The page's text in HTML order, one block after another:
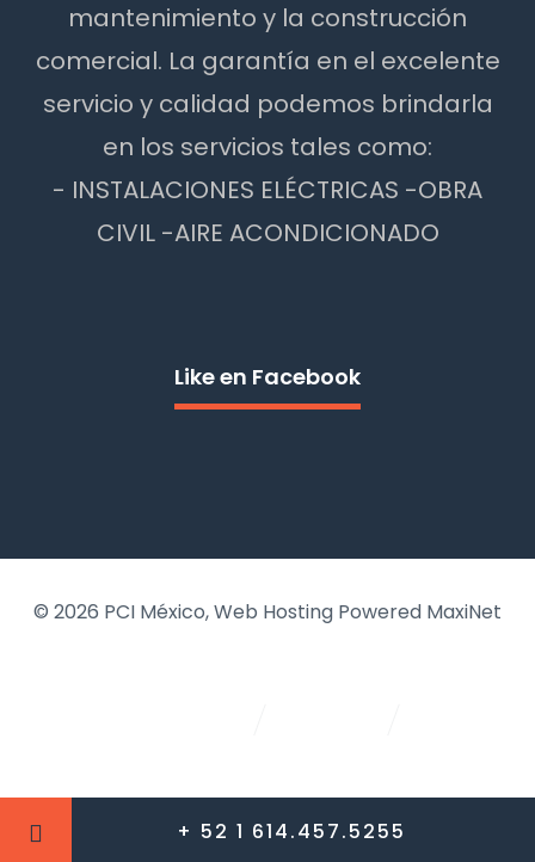
mantenimiento y la construcción
comercial. La garantía en el excelente
servicio y calidad podemos brindarla
en los servicios tales como:
- INSTALACIONES ELÉCTRICAS -OBRA
CIVIL -AIRE ACONDICIONADO
Like en Facebook
© 2026 PCI México, Web Hosting Powered MaxiNet
+ 52 1 614.457.5255